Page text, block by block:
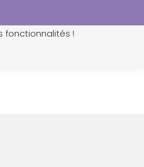
fonctionnalités !